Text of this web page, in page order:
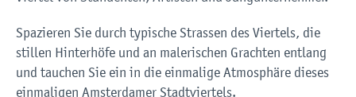
Spazieren Sie durch typische Strassen des Viertels, die
stillen Hinterhöfe und an malerischen Grachten entlang
und tauchen Sie ein in die einmalige Atmosphäre dieses
einmaligen Amsterdamer Stadtviertels.